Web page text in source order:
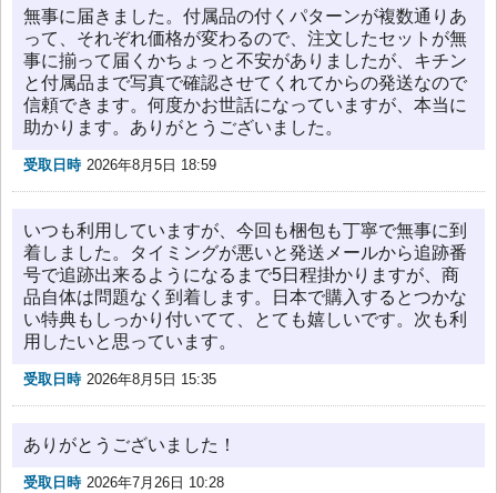
無事に届きました。付属品の付くパターンが複数通りあ
って、それぞれ価格が変わるので、注文したセットが無
事に揃って届くかちょっと不安がありましたが、キチン
と付属品まで写真で確認させてくれてからの発送なので
信頼できます。何度かお世話になっていますが、本当に
助かります。ありがとうございました。
受取日時 2026年8月5日 18:59
いつも利用していますが、今回も梱包も丁寧で無事に到
着しました。タイミングが悪いと発送メールから追跡番
号で追跡出来るようになるまで5日程掛かりますが、商
品自体は問題なく到着します。日本で購入するとつかな
い特典もしっかり付いてて、とても嬉しいです。次も利
用したいと思っています。
受取日時 2026年8月5日 15:35
ありがとうございました！
受取日時 2026年7月26日 10:28